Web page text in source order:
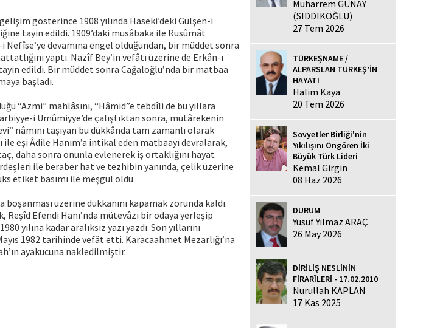
gösterince 1908 yılında Haseki’deki Gülşen-i
tayin edildi. 1909’daki müsâbaka ile Rüsûmât
Nefîse’ye devamına engel olduğundan, bir müddet sonra
yaptı. Nazîf Bey’in vefâtı üzerine de Erkân-ı
edildi. Bir müddet sonra Cağaloğlu’nda bir matbaa
başladı.
“Azmi” mahlâsını, “Hâmid”e tebdîli de bu yıllara
i Umûmiyye’de çalıştıktan sonra, mütârekenin
nâmını taşıyan bu dükkânda tam zamanlı olarak
eşi Âdile Hanım’a intikal eden matbaayı devralarak,
daha sonra onunla evlenerek iş ortaklığını hayat
ile beraber hat ve tezhibin yanında, çelik üzerine
etiket basımı ile meşgul oldu.
üzerine dükkanını kapamak zorunda kaldı.
Efendi Hanı’nda mütevâzı bir odaya yerleşip
yılına kadar aralıksız yazı yazdı. Son yıllarını
1982 tarihinde vefât etti. Karacaahmet Mezarlığı’na
ayakucuna nakledilmiştir.
Muharrem GÜNAY
(SIDDIKOĞLU)
27 Tem 2026
TÜRKEŞNAME /
ALPARSLAN TÜRKEŞ’İN
HAYATI
Halim Kaya
20 Tem 2026
Sovyetler Birliği'nin
Yıkılışını Öngören İki
Büyük Türk Lideri
Kemal Girgin
08 Haz 2026
DURUM
Yusuf Yılmaz ARAÇ
26 May 2026
DİRİLİŞ NESLİNİN
FİRARÎLERİ - 17.02.2010
Nurullah KAPLAN
17 Kas 2025